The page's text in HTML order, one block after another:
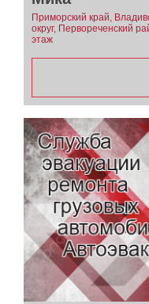
Приморский край,
округ, Первореченский
этаж